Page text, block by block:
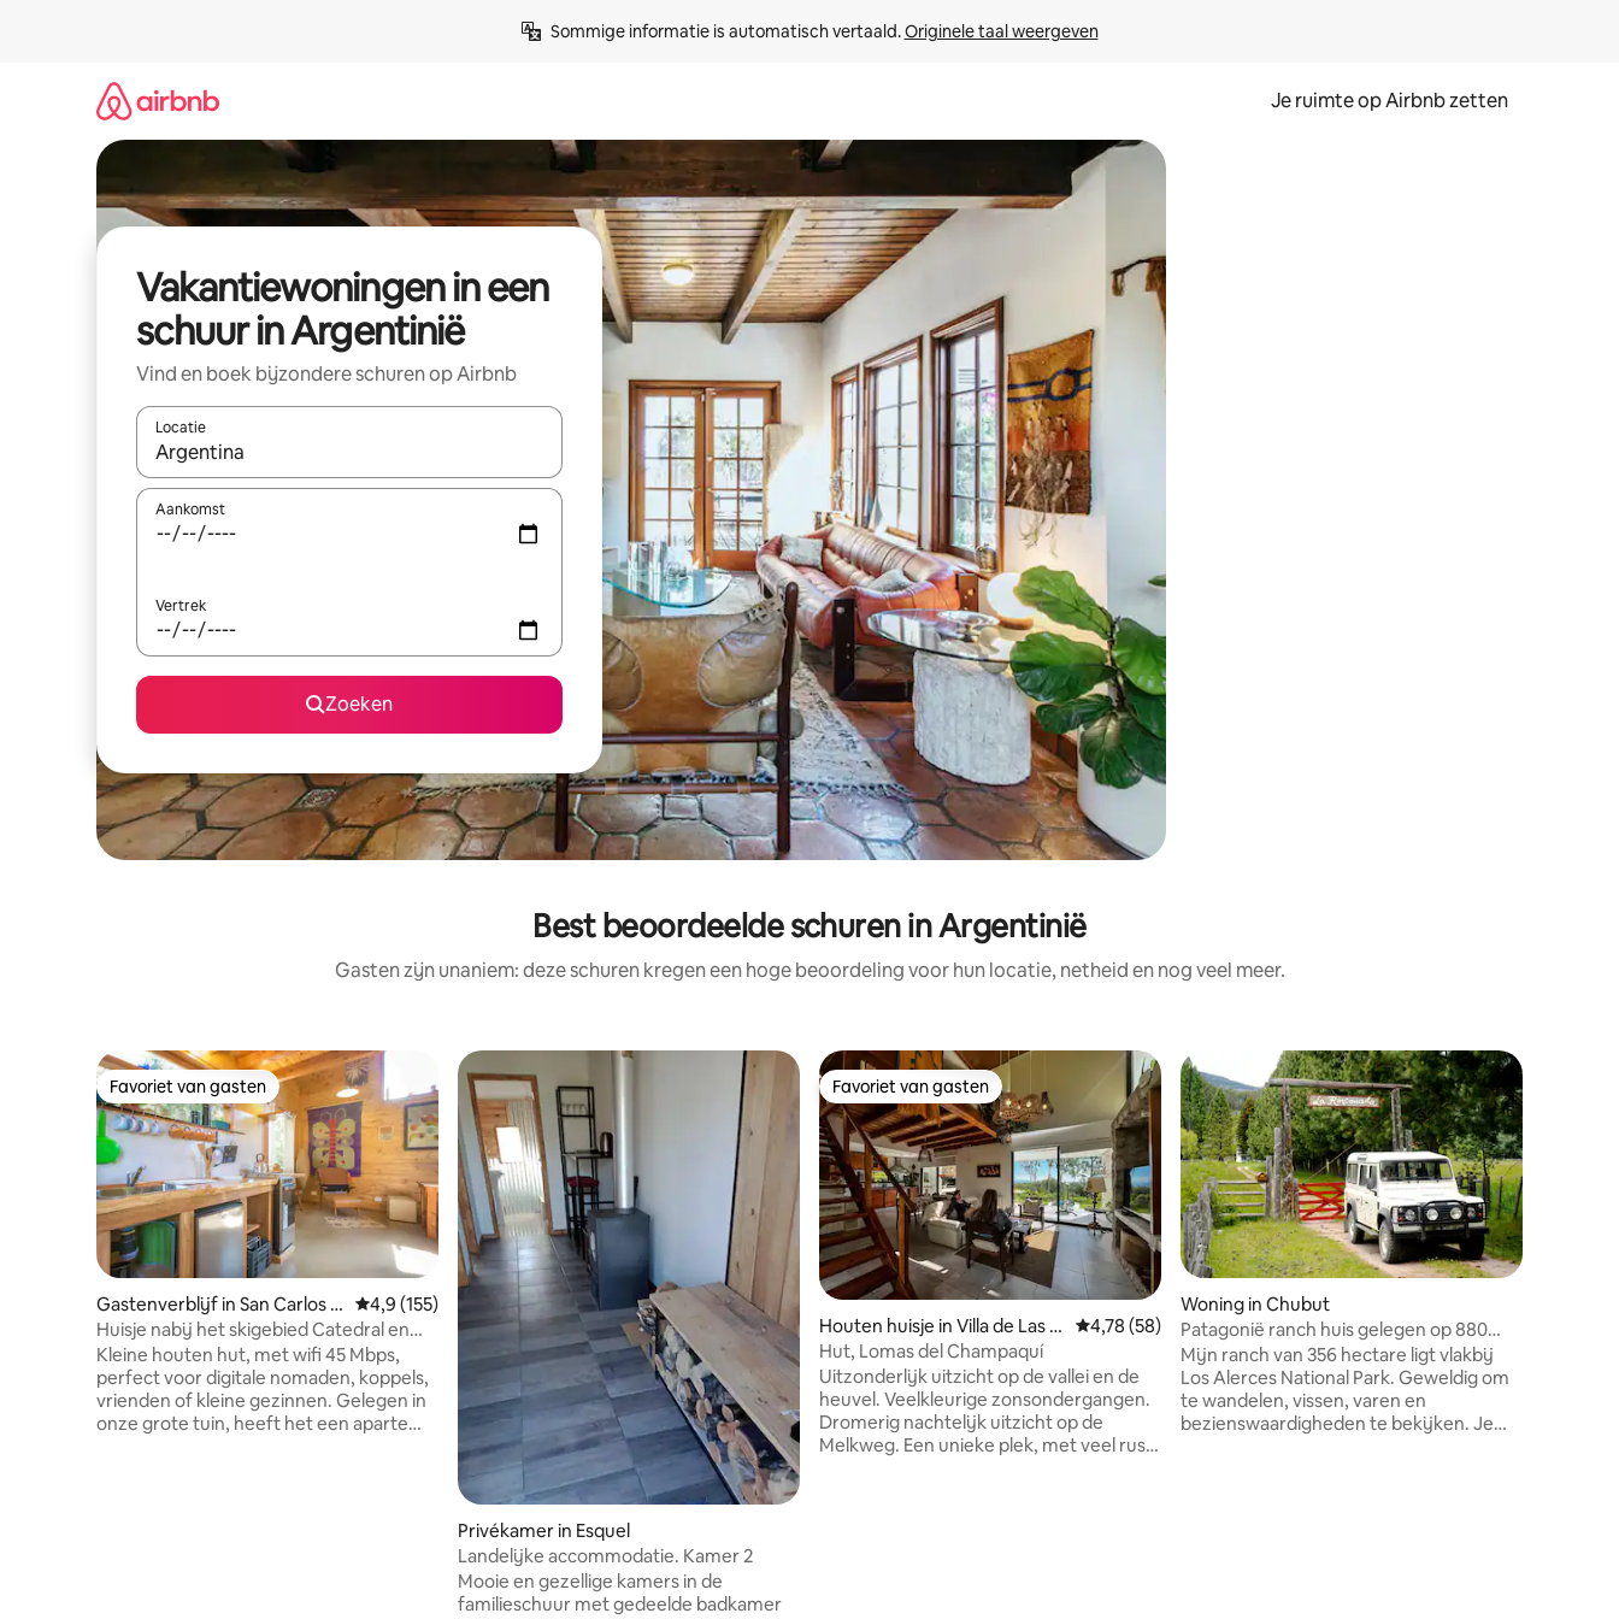
Sommige informatie is automatisch vertaald. Originele taal weergeven
Je ruimte op Airbnb zetten
Vakantiewoningen in een
schuur in Argentinië
Vind en boek bijzondere schuren op Airbnb
Locatie
Wanneer er suggesties beschikbaar zijn, maak je een keuze met je de pijltjestoetsen omhoog en omlaag, óf door te tikken of swipen.
Aankomst
Vertrek
Zoeken
Best beoordeelde schuren in Argentinië
Gasten zijn unaniem: deze schuren kregen een hoge beoordeling voor hun locatie, netheid en nog veel meer.
Favoriet van gasten
Favoriet van gasten
Gastenverblijf in San Carlos d
e Bariloche
Gemiddelde beoordeling van 4,9 uit 5, 155 recensies
4,9 (155)
Huisje nabij het skigebied Catedral en
het Gutierrez-meer
Kleine houten hut, met wifi 45 Mbps,
perfect voor digitale nomaden, koppels,
vrienden of kleine gezinnen. Gelegen in
onze grote tuin, heeft het een aparte
Privékamer in Esquel
Landelijke accommodatie. Kamer 2
Mooie en gezellige kamers in de
familieschuur met gedeelde badkamer
Favoriet van gasten
Favoriet van gasten
Houten huisje in Villa de Las R
osas
Gemiddelde beoordeling van 4,78 uit 5, 58 recensies
4,78 (58)
Hut, Lomas del Champaquí
Uitzonderlijk uitzicht op de vallei en de
heuvel. Veelkleurige zonsondergangen.
Dromerig nachtelijk uitzicht op de
Melkweg. Een unieke plek, met veel rust
Woning in Chubut
Patagonië ranch huis gelegen op 880
hectare
Mijn ranch van 356 hectare ligt vlakbij
Los Alerces National Park. Geweldig om
te wandelen, vissen, varen en
bezienswaardigheden te bekijken. Je